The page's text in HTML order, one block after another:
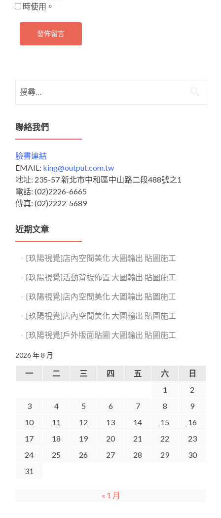
時使用。
尋
鍵
字:
聯絡我們
臉書連結
EMAIL: king@output.com.tw
地址: 235-57 新北市中和區中山路二段488號之1
電話: (02)2226-6665
傳真: (02)2222-5689
近期文章
[玖陽視覺]店內空間美化 大圖輸出 貼圖施工
[玖陽視覺]活動背板佈置 大圖輸出 貼圖施工
[玖陽視覺]店內空間美化 大圖輸出 貼圖施工
[玖陽視覺]店內空間美化 大圖輸出 貼圖施工
[玖陽視覺]戶外版面貼圖 大圖輸出 貼圖施工
2026 年 8 月
一 二 三 四 五 六
日
1
2
3
4 5 6 7 8
9
10
11 12 13 14 15
16
17
18 19 20 21 22
23
24
25 26 27 28 29
30
31
« 1 月